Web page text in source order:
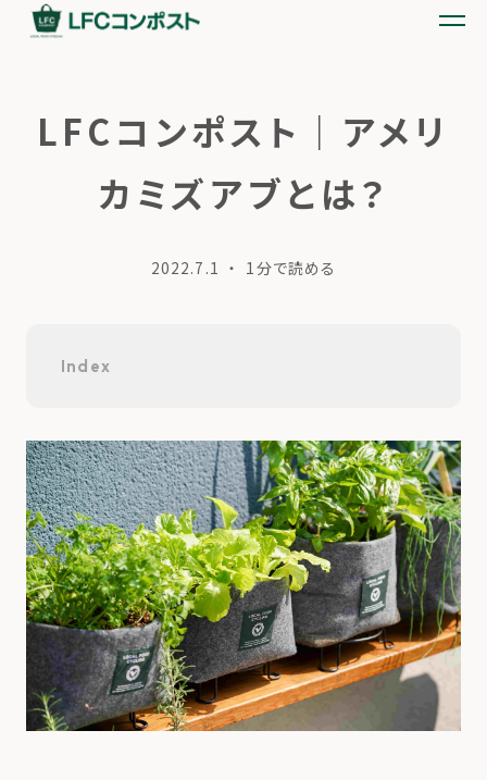
LFCコンポスト｜アメリ
カミズアブとは？
2022.7.1 ・ 1分で読める
Index